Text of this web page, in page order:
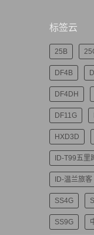
标签云
25B
DF4B
DF4DH
DF11G
HXD3D
ID-T99五里
ID-温兰旅客
SS4G
SS9G